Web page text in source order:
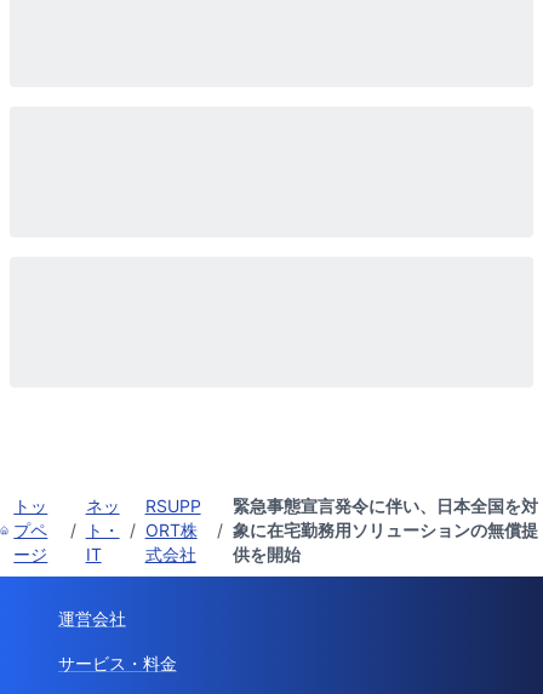
トッ
プペ
ージ
/
ネッ
ト・
IT
/
RSUPP
ORT株
式会社
/
緊急事態宣言発令に伴い、日本全国を対
象に在宅勤務用ソリューションの無償提
供を開始
運営会社
サービス・料金